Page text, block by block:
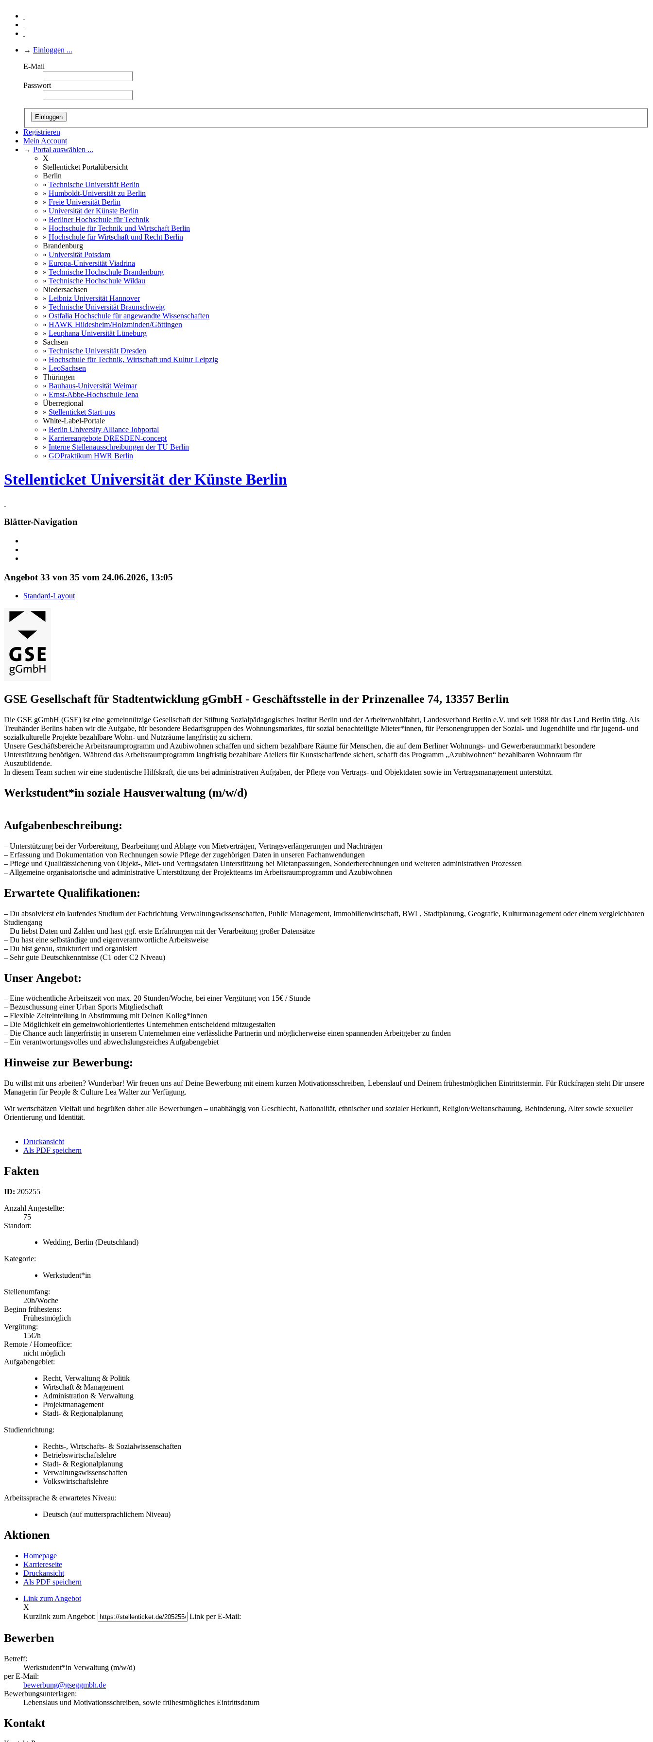
→ Einloggen ...
E-Mail
Passwort
Einloggen
Registrieren
Mein Account
→ Portal auswählen ...
X
Stellenticket Portalübersicht
Berlin
» Technische Universität Berlin
» Humboldt-Universität zu Berlin
» Freie Universität Berlin
» Universität der Künste Berlin
» Berliner Hochschule für Technik
» Hochschule für Technik und Wirtschaft Berlin
» Hochschule für Wirtschaft und Recht Berlin
Brandenburg
» Universität Potsdam
» Europa-Universität Viadrina
» Technische Hochschule Brandenburg
» Technische Hochschule Wildau
Niedersachsen
» Leibniz Universität Hannover
» Technische Universität Braunschweig
» Ostfalia Hochschule für angewandte Wissenschaften
» HAWK Hildesheim/Holzminden/Göttingen
» Leuphana Universität Lüneburg
Sachsen
» Technische Universität Dresden
» Hochschule für Technik, Wirtschaft und Kultur Leipzig
» LeoSachsen
Thüringen
» Bauhaus-Universität Weimar
» Ernst-Abbe-Hochschule Jena
Überregional
» Stellenticket Start-ups
White-Label-Portale
» Berlin University Alliance Jobportal
» Karriereangebote DRESDEN-concept
» Interne Stellenausschreibungen der TU Berlin
» GOPraktikum HWR Berlin
Stellenticket Universität der Künste Berlin
Blätter-Navigation
Angebot 33 von 35 vom 24.06.2026, 13:05
Standard-Layout
GSE Gesell­schaft für Stadt­ent­wick­lung gGmbH - Geschäftsstelle in der Prinzenallee 74, 13357 Berlin
Die GSE gGmbH (GSE) ist eine gemeinnützige Gesellschaft der Stiftung Sozialpädagogisches Institut Berlin und der Arbeiterwohlfahrt, Landesverband Berlin e.V. und seit 1988 für das Land Berlin tätig. Als
Treuhänder Berlins haben wir die Aufgabe, für besondere Bedarfsgruppen des Wohnungsmarktes, für sozial benachteiligte Mieter*innen, für Personengruppen der Sozial- und Jugendhilfe und für jugend- und
sozialkulturelle Projekte bezahlbare Wohn- und Nutzräume langfristig zu sichern.
Unsere Geschäftsbereiche Arbeitsraumprogramm und Azubiwohnen schaffen und sichern bezahlbare Räume für Menschen, die auf dem Berliner Wohnungs- und Gewerberaummarkt besondere
Unterstützung benötigen. Während das Arbeitsraumprogramm langfristig bezahlbare Ateliers für Kunstschaffende sichert, schafft das Programm „Azubiwohnen“ bezahlbaren Wohnraum für
Auszubildende.
In diesem Team suchen wir eine studentische Hilfskraft, die uns bei administrativen Aufgaben, der Pflege von Vertrags- und Objektdaten sowie im Vertragsmanagement unterstützt.
Werkstudent*in soziale Hausverwaltung (m/w/d)
Aufgabenbeschreibung:
– Unterstützung bei der Vorbereitung, Bearbeitung und Ablage von Mietverträgen, Vertragsverlängerungen und Nachträgen
– Erfassung und Dokumentation von Rechnungen sowie Pflege der zugehörigen Daten in unseren Fachanwendungen
– Pflege und Qualitätssicherung von Objekt-, Miet- und Vertragsdaten Unterstützung bei Mietanpassungen, Sonderberechnungen und weiteren administrativen Prozessen
– Allgemeine organisatorische und administrative Unterstützung der Projektteams im Arbeitsraumprogramm und Azubiwohnen
Erwartete Qualifikationen:
– Du absolvierst ein lau­fen­des Stu­dium der Fach­rich­tung Verwaltungswissenschaften, Public Management, Immobilienwirtschaft, BWL, Stadtplanung, Geografie, Kulturmanagement oder einem vergleichbaren
Studiengang
– Du liebst Daten und Zahlen und hast ggf. erste Erfahrungen mit der Verarbeitung großer Datensätze
– Du hast eine selbständige und eigenverantwortliche Arbeitsweise
– Du bist genau, strukturiert und organisiert
– Sehr gute Deutschkenntnisse (C1 oder C2 Niveau)
Unser Angebot:
– Eine wöchentliche Arbeitszeit von max. 20 Stunden/Woche, bei einer Vergütung von 15€ / Stunde
– Bezuschussung einer Urban Sports Mitgliedschaft
– Flexible Zeiteinteilung in Abstimmung mit Deinen Kolleg*innen
– Die Möglichkeit ein gemeinwohlorientiertes Unternehmen entscheidend mitzugestalten
– Die Chance auch längerfristig in unserem Unternehmen eine verlässliche Partnerin und möglicherweise einen spannenden Arbeitgeber zu finden
– Ein verantwortungsvolles und abwechslungsreiches Aufgabengebiet
Hinweise zur Bewerbung:
Du willst mit uns arbeiten? Wunderbar! Wir freuen uns auf Deine Bewerbung mit einem kurzen Motivationsschreiben, Lebenslauf und Deinem frühestmöglichen Eintrittstermin. Für Rückfragen steht Dir unsere
Managerin für People & Culture Lea Walter zur Verfügung.
Wir wertschätzen Vielfalt und begrüßen daher alle Bewerbungen – unabhängig von Geschlecht, Nationalität, ethnischer und sozialer Herkunft, Religion/Weltanschauung, Behinderung, Alter sowie sexueller
Orientierung und Identität.
Druckansicht
Als PDF speichern
Fakten
ID: 205255
Anzahl Angestellte:
75
Standort:
Wedding, Berlin (Deutschland)
Kategorie:
Werkstudent*in
Stellenumfang:
20h/Woche
Beginn frühestens:
Frühestmöglich
Vergütung:
15€/h
Remote / Homeoffice:
nicht möglich
Aufgabengebiet:
Recht, Verwaltung & Politik
Wirtschaft & Management
Administration & Verwaltung
Projektmanagement
Stadt- & Regionalplanung
Studienrichtung:
Rechts-, Wirtschafts- & Sozialwissenschaften
Betriebswirtschaftslehre
Stadt- & Regionalplanung
Verwaltungswissenschaften
Volkswirtschaftslehre
Arbeitssprache & erwartetes Niveau:
Deutsch (auf muttersprachlichem Niveau)
Aktionen
Homepage
Karriereseite
Druckansicht
Als PDF speichern
Link zum Angebot
X
Kurzlink zum Angebot:
Link per E-Mail:
Bewerben
Betreff:
Werkstudent*in Verwaltung (m/w/d)
per E-Mail:
bewerbung@gseggmbh.de
Bewerbungsunterlagen:
Lebenslaus und Motivationsschreiben, sowie frühestmögliches Eintrittsdatum
Kontakt